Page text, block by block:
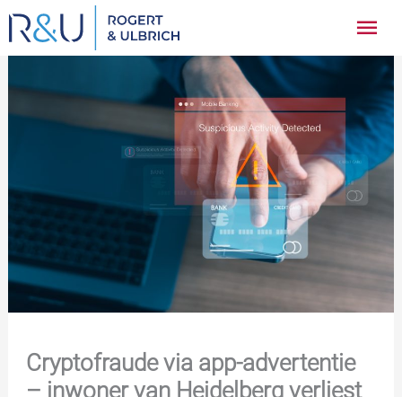
Ga
naar
inhoud
Cryptofraude via app-advertentie
– inwoner van Heidelberg verliest